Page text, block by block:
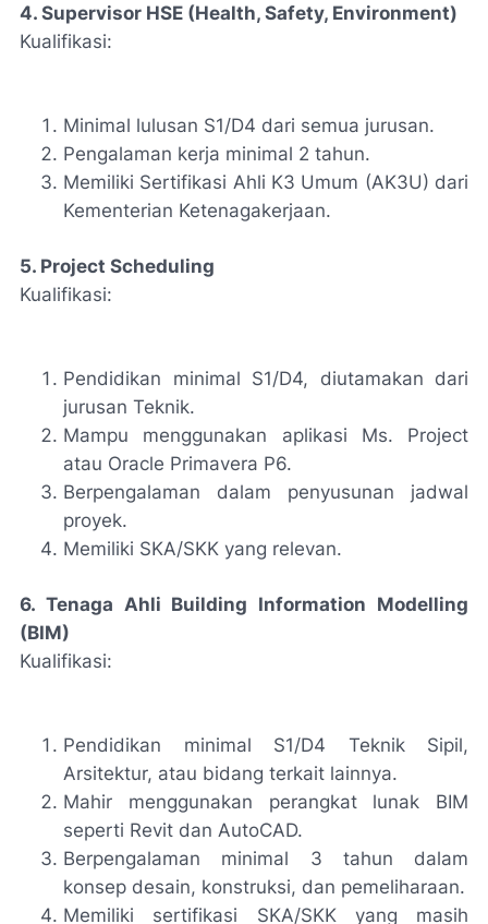
4. Supervisor HSE (Health, Safety, Environment)
Kualifikasi:
Minimal lulusan S1/D4 dari semua jurusan.
Pengalaman kerja minimal 2 tahun.
Memiliki Sertifikasi Ahli K3 Umum (AK3U) dari
Kementerian Ketenagakerjaan.
5. Project Scheduling
Kualifikasi:
Pendidikan minimal S1/D4, diutamakan dari
jurusan Teknik.
Mampu menggunakan aplikasi Ms. Project
atau Oracle Primavera P6.
Berpengalaman dalam penyusunan jadwal
proyek.
Memiliki SKA/SKK yang relevan.
6. Tenaga Ahli Building Information Modelling
(BIM)
Kualifikasi:
Pendidikan minimal S1/D4 Teknik Sipil,
Arsitektur, atau bidang terkait lainnya.
Mahir menggunakan perangkat lunak BIM
seperti Revit dan AutoCAD.
Berpengalaman minimal 3 tahun dalam
konsep desain, konstruksi, dan pemeliharaan.
Memiliki sertifikasi SKA/SKK yang masih